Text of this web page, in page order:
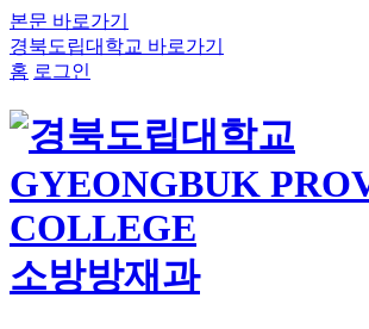
본문 바로가기
경북도립대학교 바로가기
홈 로그인
소방방재과